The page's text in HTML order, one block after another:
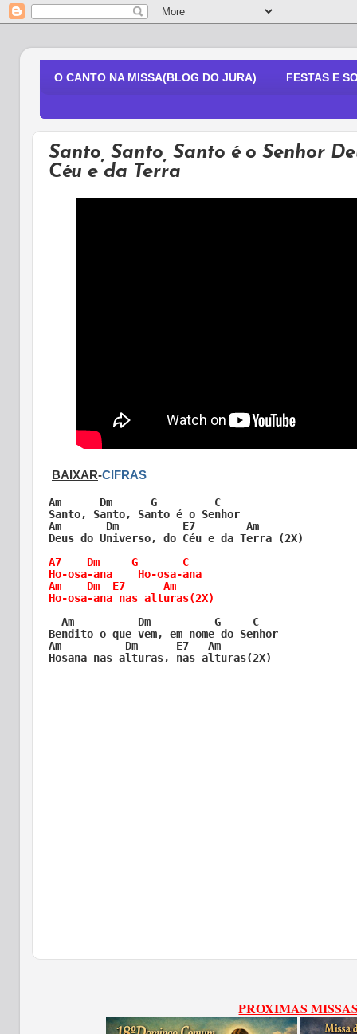
O CANTO NA MISSA(BLOG DO JURA) FESTAS E
Santo, Santo, Santo é o Senhor
Céu e da Terra
BAIXAR-CIFRAS
Am      Dm      G         C
Santo, Santo, Santo é o Senhor
Am       Dm          E7        Am
A7    Dm     G       C
Ho-osa-ana    Ho-osa-ana
Am    Dm  E7      Am
Ho-osa-ana nas alturas(2X)
  Am          Dm          G     C
Bendito o que vem, em nome do Senhor
Am          Dm      E7   Am
PROXIMAS